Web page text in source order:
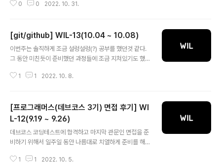
많은걸 내가 공부한것 같다는 느낌은 아닌데,, 하는 생각에
로그래밍과 선언형 프로그래밍의 차이점과 같은 설명들이
많았던 한 주를 보냈다. 그리고 나는 이런한 부분들이 굉장
히 마음에 들었던 것 같다. 내가 생각하는 개발공부를 할 때
나오더라"처럼 원리를 아는 것이 아닌 여러 번 사용을 통해
0 0 2022. 10. 31.
[git/github] WIL-13(10.04 ~ 10.08)
이번주는 솔직하게 조금 설렁설렁(?) 공부를 했던것 같다.
그 동안 미친듯이 준비했던 과정들에 조금 지쳐있기도 했
만 그 생각도 합격자 발표 이후 2-3일이 지나니 조금씩 불
들을 복습하고 또 필수적인 내용들을 공부해서 데브코스
과정에 참여해서 뒤쳐지지 말아야 겠다는 생각도 들었다.
그래서 우선 먼저 협업에 있어서 필수적인 git/github내용
들에 대해서 공부를 시작했다. 나는 무언가 새로운 내용을
부담감도 생기게 된다. 그래서 가끔은 걱정을 하게 되는 경
1 1 2022. 10. 8.
[프로그래머스(데브코스 3기) 면접 후기] WI
L-12(9.19 ~ 9.26)
데브코스 코딩테스트에 합격하고 마지막 관문인 면접을 준
비하기 위해서 일주일 동안 나름대로 치열하게 준비를 해
하기 위해서 계속해서 복습했다. 그 결과 ㅎㅎㅎㅎ 합격이
1 1 2022. 10. 5.